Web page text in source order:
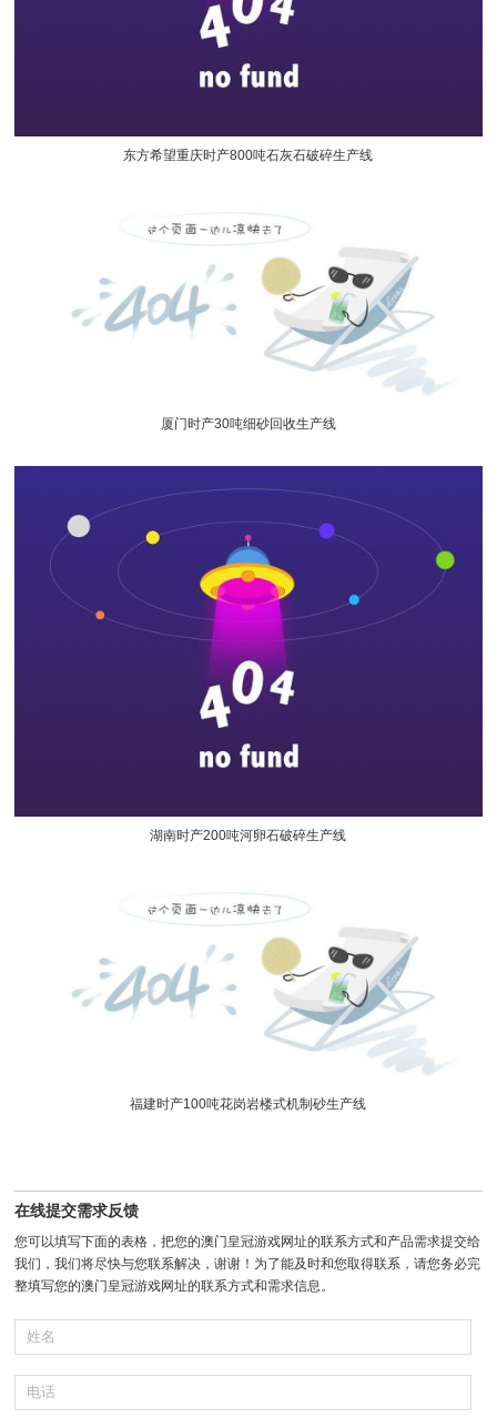
东方希望重庆时产800吨石灰石破碎生产线
厦门时产30吨细砂回收生产线
湖南时产200吨河卵石破碎生产线
福建时产100吨花岗岩楼式机制砂生产线
在线提交需求反馈
您可以填写下面的表格，把您的澳门皇冠游戏网址的联系方式和产品需求提交给
我们，我们将尽快与您联系解决，谢谢！为了能及时和您取得联系，请您务必完
整填写您的澳门皇冠游戏网址的联系方式和需求信息。